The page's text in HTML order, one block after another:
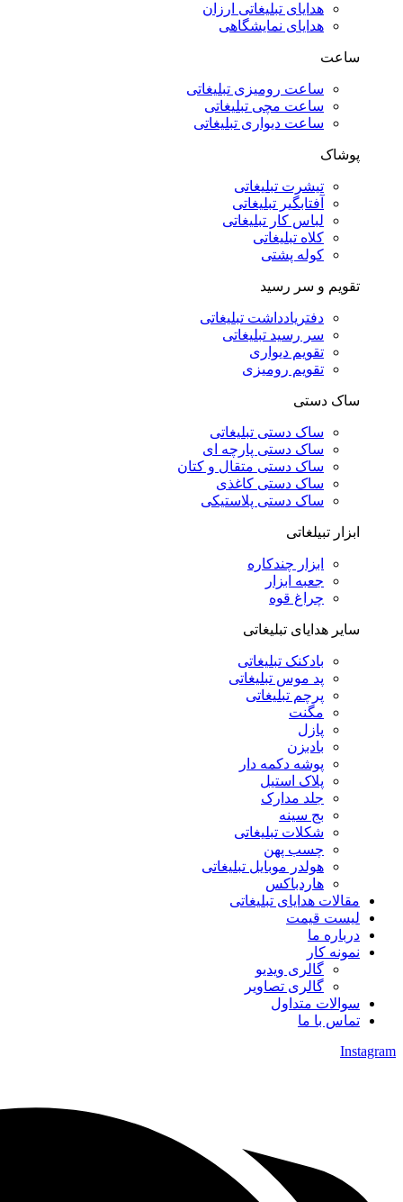
هدایای تبلیغاتی ارزان
هدایای نمایشگاهی
ساعت
ساعت رومیزی تبلیغاتی
ساعت مچی تبلیغاتی
ساعت دیواری تبلیغاتی
پوشاک
تیشرت تبلیغاتی
آفتابگیر تبلیغاتی
لباس کار تبلیغاتی
کلاه تبلیغاتی
کوله پشتی
تقویم و سر رسید
دفتریادداشت تبلیغاتی
سر رسید تبلیغاتی
تقویم دیواری
تقویم رومیزی
ساک دستی
ساک دستی تبلیغاتی
ساک دستی پارچه ای
ساک دستی متقال و کتان
ساک دستی کاغذی
ساک دستی پلاستیکی
ابزار تبیلغاتی
ابزار چندکاره
جعبه ابزار
چراغ قوه
سایر هدایای تبلیغاتی
بادکنک تبلیغاتی
پد موس تبلیغاتی
پرچم تبلیغاتی
مگنت
پازل
بادبزن
پوشه دکمه دار
پلاک استیل
جلد مدارک
بج سینه
شکلات تبلیغاتی
چسب پهن
هولدر موبایل تبلیغاتی
هاردباکس
مقالات هدایای تبلیغاتی
لیست قیمت
درباره ما
نمونه کار
گالری ویدیو
گالری تصاویر
سوالات متداول
تماس با ما
Instagram